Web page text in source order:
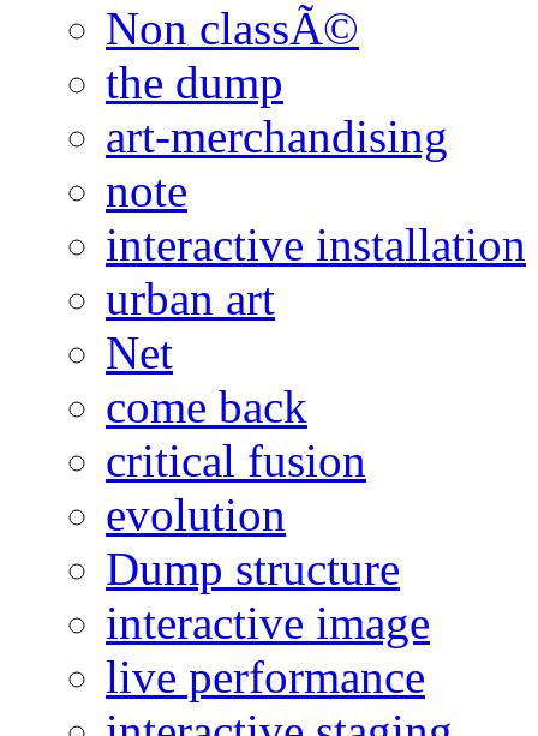
Non classÃ©
the dump
art-merchandising
note
interactive installation
urban art
Net
come back
critical fusion
evolution
Dump structure
interactive image
live performance